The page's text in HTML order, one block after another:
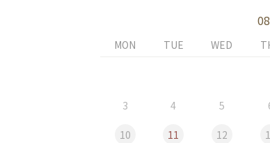
MON TUE WED
3 4 5
10 11 12